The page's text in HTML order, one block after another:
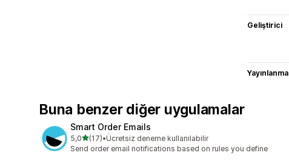
Geliştirici
Yayınlanma
Buna benzer diğer uygulamalar
Smart Order Emails
5,05 yıldız üzerinden
(17)
toplam 17 değerlendirme
•Ücretsiz deneme kullanılabilir
Send order email notifications based on rules you define